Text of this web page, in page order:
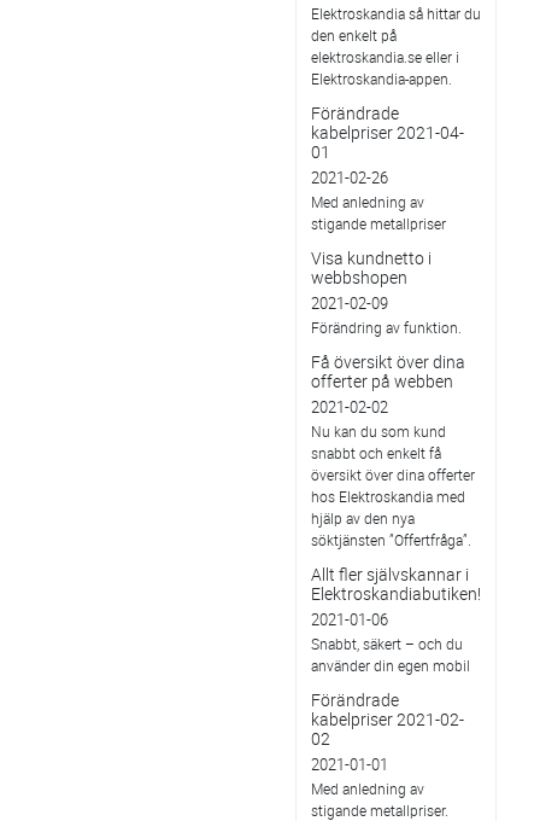
Elektroskandia så hittar du
den enkelt på
elektroskandia.se eller i
Elektro­skandia-appen.
Förändrade
kabelpriser 2021-04-
01
2021-02-26
Med anledning av
stigande metallpriser
Visa kundnetto i
webbshopen
2021-02-09
Förändring av funktion.
Få översikt över dina
offerter på webben
2021-02-02
Nu kan du som kund
snabbt och enkelt få
översikt över dina offerter
hos Elektroskandia med
hjälp av den nya
söktjänsten ”Offertfråga”.
Allt fler självskannar i
Elektroskandiabutiken!
2021-01-06
Snabbt, säkert – och du
använder din egen mobil
Förändrade
kabelpriser 2021-02-
02
2021-01-01
Med anledning av
stigande metallpriser.